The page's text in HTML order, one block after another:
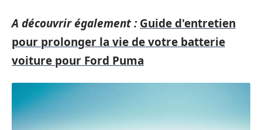
A découvrir également : Guide d'entretien
pour prolonger la vie de votre batterie
voiture pour Ford Puma